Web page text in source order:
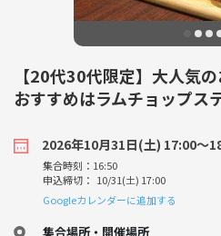
【20代30代限定】大人気
おすすめはラムチョップス
2026年10月31日(土) 17:00〜
集合時刻：16:50
申込締切： 10/31(土) 17:00
Googleカレンダーに追加する
集合場所・開催場所